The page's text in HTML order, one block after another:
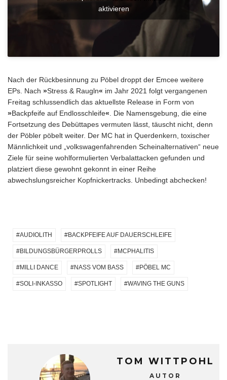
aktivieren
Nach der Rückbesinnung zu Pöbel droppt der Emcee weitere
EPs. Nach »Stress & Raugln« im Jahr 2021 folgt vergangenen
Freitag schlussendlich das aktuellste Release in Form von
»Backpfeife auf Endlosschleife« . Die Namensgebung, die eine
Fortsetzung des Debüttapes vermuten lässt, täuscht nicht, denn
der Pöbler pöbelt weiter. Der MC hat in Querdenkern, toxischer
Männlichkeit und „volkswagenfahrenden Scheinalternativen“ neue
Ziele für seine wohlformulierten Verbalattacken gefunden und
platziert diese gewohnt gekonnt in einer Reihe
abwechslungsreicher Kopfnickertracks. Unbedingt abchecken!
AUDIOLITH BACKPFEIFE AUF DAUERSCHLEIFE
BILDUNGSBÜRGERPROLLS MCPHALITIS
MILLI DANCE NASS VOM BASS PÖBEL MC
SOLI-INKASSO SPOTLIGHT WAVING THE GUNS
TOM WITTPOHL
AUTOR